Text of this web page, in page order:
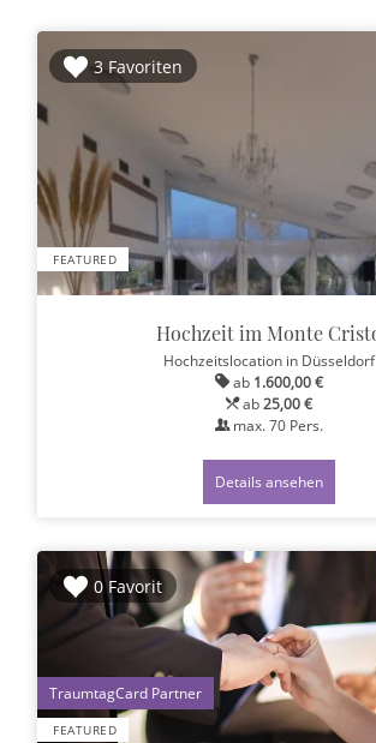
3 Favoriten
FEATURED
Hochzeit im Monte
Hochzeitslocation in Düsseldorf
ab 1.600,00 €
ab25,00 €
max. 70 Pers.
Details ansehen
0 Favorit
FEATURED
1